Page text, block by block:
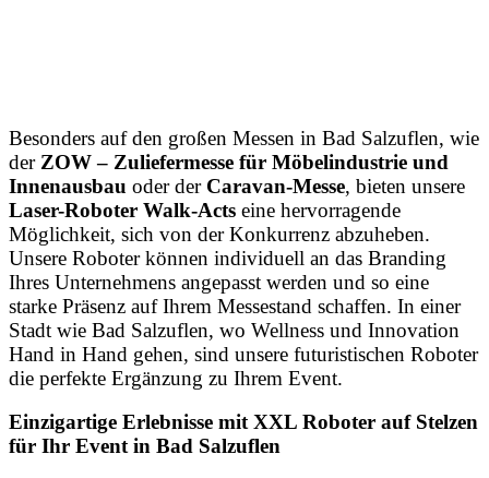
Besonders auf den großen Messen in Bad Salzuflen, wie
der ZOW – Zuliefermesse für Möbelindustrie und
Innenausbau oder der Caravan-Messe, bieten unsere
Laser-Roboter Walk-Acts eine hervorragende
Möglichkeit, sich von der Konkurrenz abzuheben.
Unsere Roboter können individuell an das Branding
Ihres Unternehmens angepasst werden und so eine
starke Präsenz auf Ihrem Messestand schaffen. In einer
Stadt wie Bad Salzuflen, wo Wellness und Innovation
Hand in Hand gehen, sind unsere futuristischen Roboter
die perfekte Ergänzung zu Ihrem Event.
Einzigartige Erlebnisse mit XXL Roboter auf Stelzen
für Ihr Event in Bad Salzuflen